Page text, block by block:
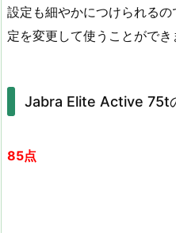
設定も細やかにつけられる
定を変更して使うことができ
Jabra Elite Active 75t
85点